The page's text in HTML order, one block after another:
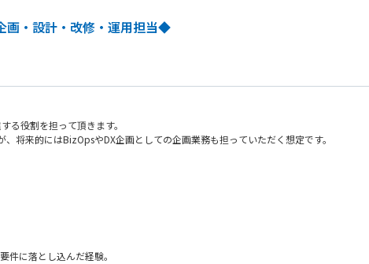
ィングチームなど多様なチームとの連携を通じたプロジェクト推進を担います（同
ク）を通じたニーズの把握を進めます。
み、改善をリードした経験
ティブな発想を併せ持つ方
連の資格（PMP等）
・設計・改修・運用担当◆
る役割を担って頂きます。
将来的にはBizOpsやDX企画としての企画業務も担っていただく想定です。
件に落とし込んだ経験。